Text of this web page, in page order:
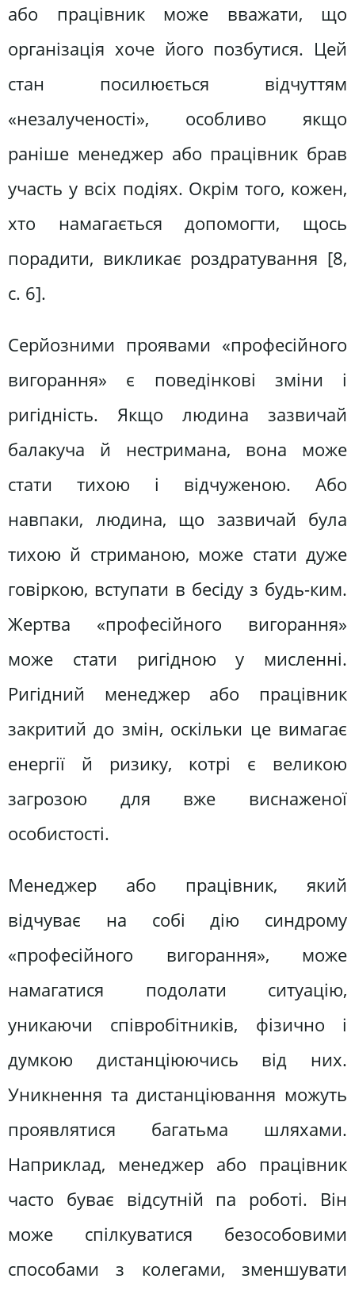
або працівник може вважати, що
організація хоче його позбутися. Цей
стан посилюється відчуттям
«незалученості», особливо якщо
раніше менеджер або працівник брав
участь у всіх подіях. Окрім того, кожен,
хто намагається допомогти, щось
порадити, викликає роздратування [8,
с. 6].
Серйозними проявами «професійного
вигорання» є поведінкові зміни і
ригідність. Якщо людина зазвичай
балакуча й нестримана, вона може
стати тихою і відчуженою. Або
навпаки, людина, що зазвичай була
тихою й стриманою, може стати дуже
говіркою, вступати в бесіду з будь-ким.
Жертва «професійного вигорання»
може стати ригідною у мисленні.
Ригідний менеджер або працівник
закритий до змін, оскільки це вимагає
енергії й ризику, котрі є великою
загрозою для вже виснаженої
особистості.
Менеджер або працівник, який
відчуває на собі дію синдрому
«професійного вигорання», може
намагатися подолати ситуацію,
уникаючи співробітників, фізично і
думкою дистанціюючись від них.
Уникнення та дистанціювання можуть
проявлятися багатьма шляхами.
Наприклад, менеджер або працівник
часто буває відсутній па роботі. Він
може спілкуватися безособовими
способами з колегами, зменшувати